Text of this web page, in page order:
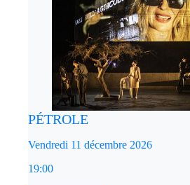
PÉTROLE
Vendredi 11 décembre 2026
19:00